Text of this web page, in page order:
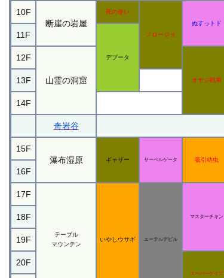
10F
断崖の岩屋
死の使い
ノロージョ
ぬすっトド
11F
デブータ
12F
山霊の洞窟 オヤジ戦車
13F
14F
奇岩谷
15F
瀑布湿原
ギャザー サーベルゲータ 吸引幼虫
16F
17F
テーブル
マウンテン
いやしウサギ エーテルデビル
マスターチキン
18F
19F
20F
スーパーゲイズ